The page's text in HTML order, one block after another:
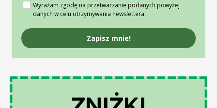
Wyrażam zgodę na przetwarzanie podanych powyżej
danych w celu otrzymywania newslettera.
Zapisz mnie!